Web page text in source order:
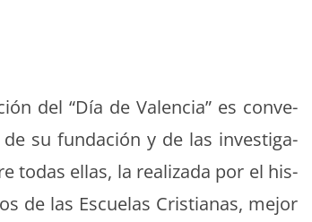
del “Día de Valen­cia” es con­ve­
su fun­dación y de las inves­ti­ga­
todas ellas, la real­iza­da por el his­
de las Escue­las Cris­tianas, mejor